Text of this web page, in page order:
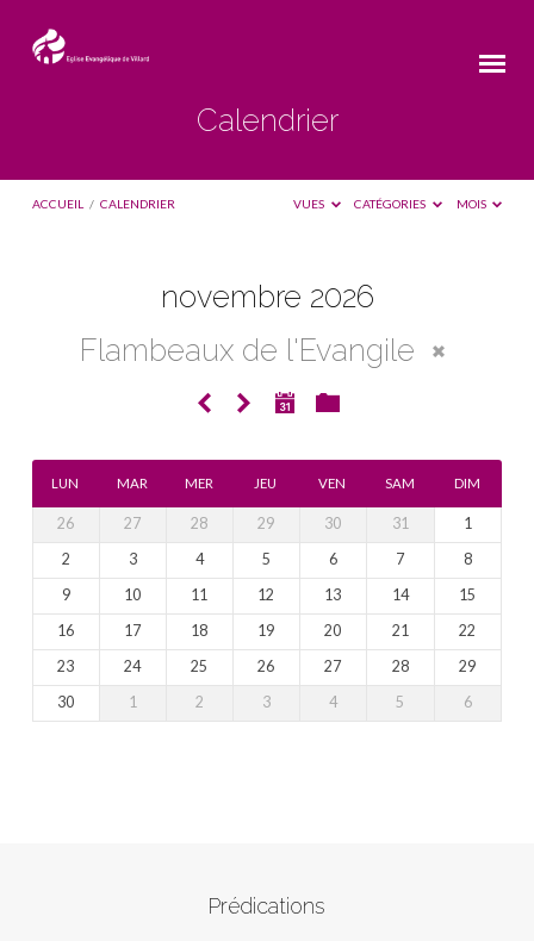
Calendrier
ACCUEIL / CALENDRIER VUES CATÉGORIES MOIS
novembre 2026
Flambeaux de l'Evangile
LUN MAR MER JEU VEN SAM DIM
26 27 28 29 30 31
1
2
3 4 5 6 7
8
9
10 11 12 13 14
15
16
17 18 19 20 21
22
23
24 25 26 27 28
29
30
1 2 3 4 5 6
Prédications